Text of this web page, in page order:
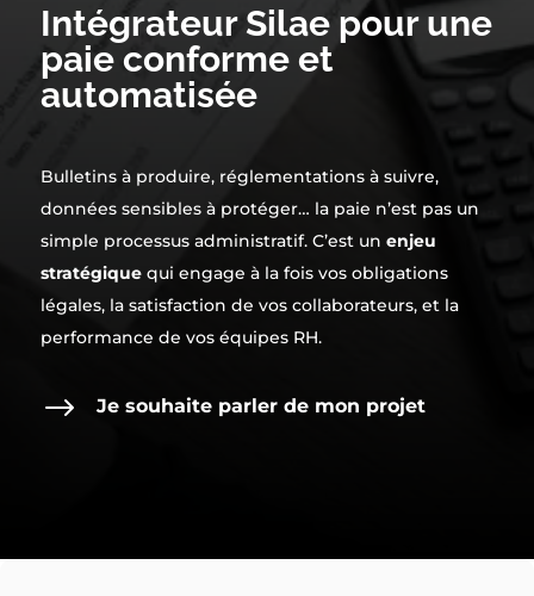
Intégrateur Silae pour une
paie conforme et
automatisée
Bulletins à produire, réglementations à suivre,
données sensibles à protéger… la paie n’est pas un
simple processus administratif. C’est un enjeu
stratégiquequi engage à la fois vos obligations
légales, la satisfaction de vos collaborateurs, et la
performance de vos équipes RH.
$ Je souhaite parler de mon projet